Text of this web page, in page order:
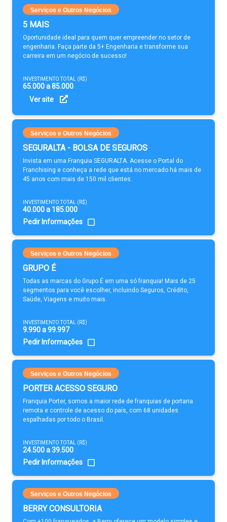
Serviços e Outros Negócios
5 MAIS
Oportunidade ideal para quem quer empreender no setor de
engenharia. Faça parte da 5+ Engenharia e transforme sua
carreira em um negócio de sucesso!
INVESTIMENTO TOTAL (R$)
65.000 a 85.000
Ver site
Serviços e Outros Negócios
SEGURALTA - BOLSA DE SEGUROS
Invista em uma Franquia SEGURALTA. Acesse o Portal do
Franchising e conheça a rede que está no mercado há mais de
45 anos com mais de 150 mil clientes.
INVESTIMENTO TOTAL (R$)
40.000 a 185.000
Pedir Informações
Serviços e Outros Negócios
GRUPO É
Todas as marcas do Grupo É em uma só franquia! Mais de 25
segmentos para você escolher, incluindo Seguros, Crédito,
Saúde, Viagens e muito mais.
INVESTIMENTO TOTAL (R$)
9.990 a 99.997
Pedir Informações
Serviços e Outros Negócios
PORTER ACESSO SEGURO
Franquia Porter, somos a maior rede de franquias de portaria
remota e controle de acesso do país, com 68 unidades
espalhadas por todo o Brasil.
INVESTIMENTO TOTAL (R$)
24.500 a 39.500
Pedir Informações
Serviços e Outros Negócios
BERRY CONSULTORIA